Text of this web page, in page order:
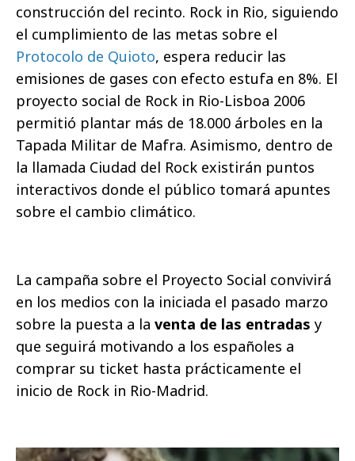
construcción del recinto. Rock in Rio, siguiendo
el cumplimiento de las metas sobre el
Protocolo de Quioto, espera reducir las
emisiones de gases con efecto estufa en 8%. El
proyecto social de Rock in Rio-Lisboa 2006
permitió plantar más de 18.000 árboles en la
Tapada Militar de Mafra. Asimismo, dentro de
la llamada Ciudad del Rock existirán puntos
interactivos donde el público tomará apuntes
sobre el cambio climático.
La campaña sobre el Proyecto Social convivirá
en los medios con la iniciada el pasado marzo
sobre la puesta a la venta de las entradas y
que seguirá motivando a los españoles a
comprar su ticket hasta prácticamente el
inicio de Rock in Rio-Madrid.